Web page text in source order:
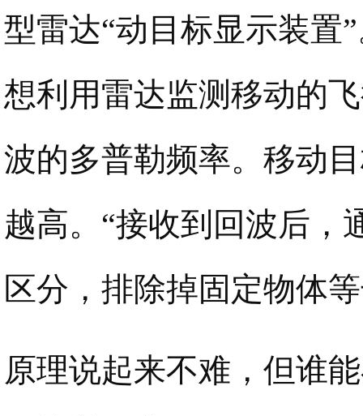
型雷达“动目标显示装置
想利用雷达监测移动的
波的多普勒频率。移动
越高。“接收到回波后，
区分，排除掉固定物体
原理说起来不难，但谁